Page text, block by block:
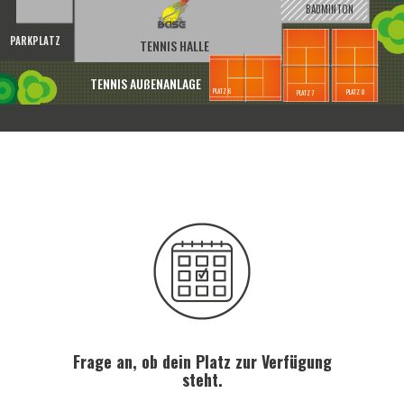
PARKPLATZ
TENNIS AUßENANLAGE
TENNIS HALLE
BADMINTON
PLATZ 6 PLATZ 7 PLATZ 8
Frage an, ob dein Platz zur Verfügung
steht.